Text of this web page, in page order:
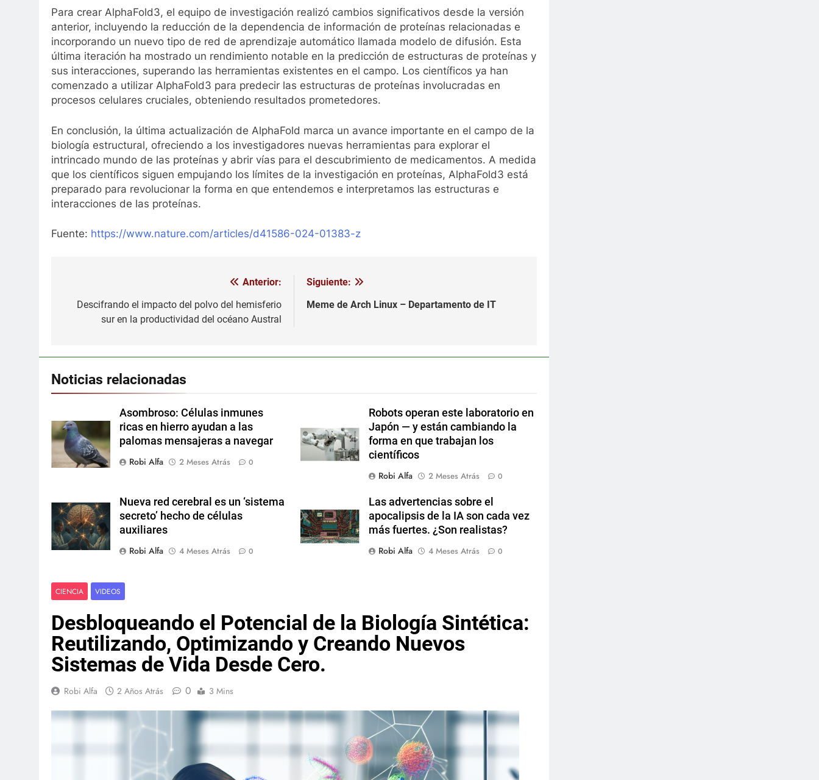
Para crear AlphaFold3, el equipo de investigación realizó cambios significativos desde la versión
anterior, incluyendo la reducción de la dependencia de información de proteínas relacionadas e
incorporando un nuevo tipo de red de aprendizaje automático llamada modelo de difusión. Esta
última iteración ha mostrado un rendimiento notable en la predicción de estructuras de proteínas y
sus interacciones, superando las herramientas existentes en el campo. Los científicos ya han
comenzado a utilizar AlphaFold3 para predecir las estructuras de proteínas involucradas en
procesos celulares cruciales, obteniendo resultados prometedores.
En conclusión, la última actualización de AlphaFold marca un avance importante en el campo de la
biología estructural, ofreciendo a los investigadores nuevas herramientas para explorar el
intrincado mundo de las proteínas y abrir vías para el descubrimiento de medicamentos. A medida
que los científicos siguen empujando los límites de la investigación en proteínas, AlphaFold3 está
preparado para revolucionar la forma en que entendemos e interpretamos las estructuras e
interacciones de las proteínas.
Fuente: https://www.nature.com/articles/d41586-024-01383-z
de
Anterior:
Descifrando el impacto del polvo del hemisferio
sur en la productividad del océano Austral
Siguiente:
Meme de Arch Linux – Departamento de IT
Noticias relacionadas
Asombroso: Células inmunes
ricas en hierro ayudan a las
palomas mensajeras a navegar
Robi Alfa
2 Meses Atrás 0
Robots operan este laboratorio en
Japón — y están cambiando la
forma en que trabajan los
científicos
Robi Alfa
2 Meses Atrás 0
Nueva red cerebral es un ‘sistema
secreto’ hecho de células
auxiliares
Robi Alfa
4 Meses Atrás 0
Las advertencias sobre el
apocalipsis de la IA son cada vez
más fuertes. ¿Son realistas?
Robi Alfa
4 Meses Atrás 0
CIENCIA VIDEOS
Desbloqueando el Potencial de la Biología Sintética:
Reutilizando, Optimizando y Creando Nuevos
Sistemas de Vida Desde Cero.
Robi Alfa 2 Años Atrás 0 3 Mins